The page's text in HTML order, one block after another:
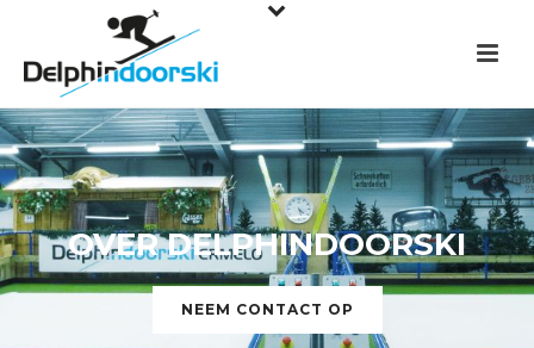
OVER DELPHINDOORSKI
NEEM CONTACT OP